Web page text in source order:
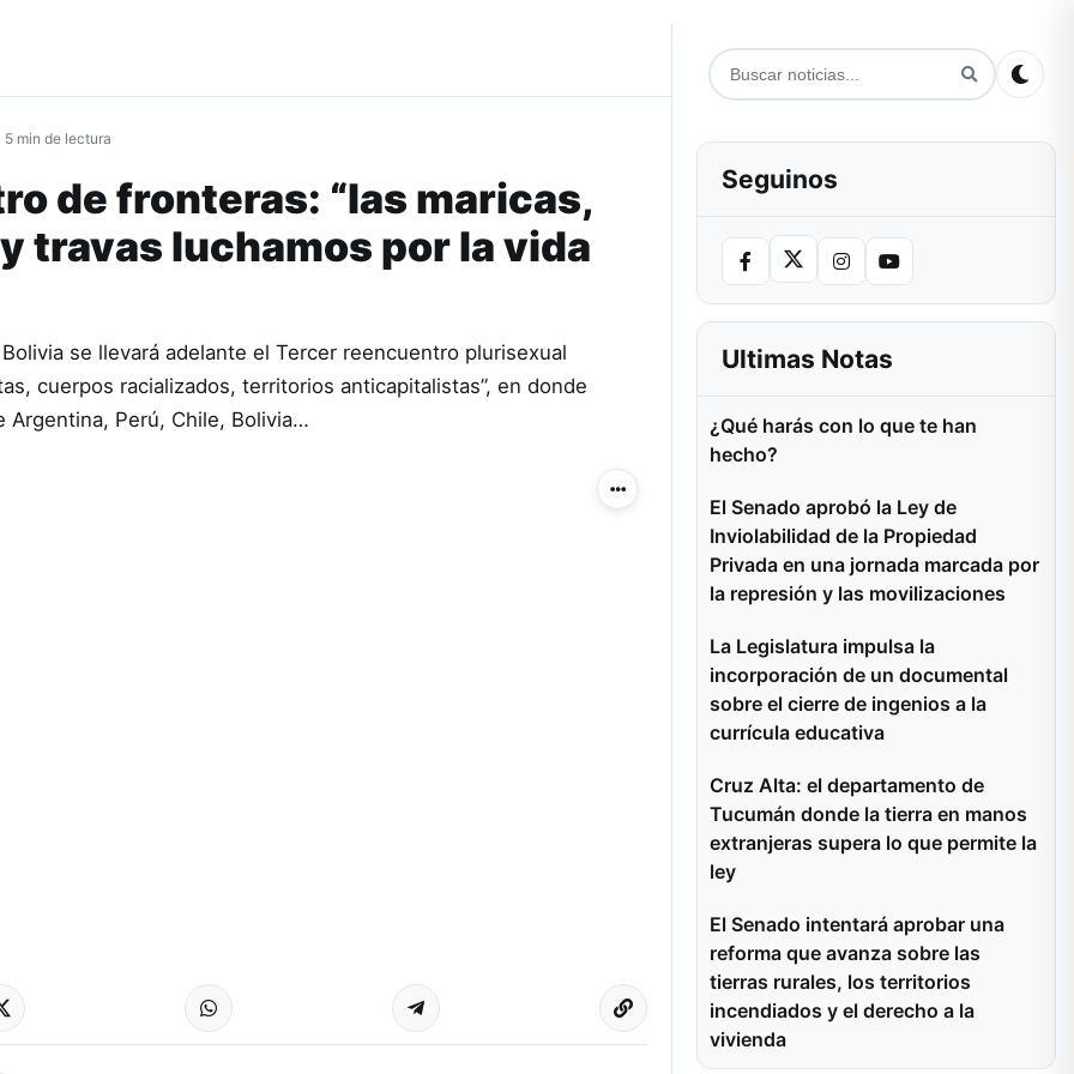
5 min de lectura
de fronteras: “las maricas,
travas luchamos por la vida
se llevará adelante el Tercer reencuentro plurisexual
cuerpos racializados, territorios anticapitalistas”, en donde
Argentina, Perú, Chile, Bolivia…
Más acciones
Seguinos
Ultimas Notas
¿Qué harás con lo que te han
hecho?
El Senado aprobó la Ley de
Inviolabilidad de la Propiedad
Privada en una jornada marcada por
la represión y las movilizaciones
La Legislatura impulsa la
incorporación de un documental
sobre el cierre de ingenios a la
currícula educativa
Cruz Alta: el departamento de
Tucumán donde la tierra en manos
extranjeras supera lo que permite la
ley
El Senado intentará aprobar una
reforma que avanza sobre las
tierras rurales, los territorios
incendiados y el derecho a la
vivienda